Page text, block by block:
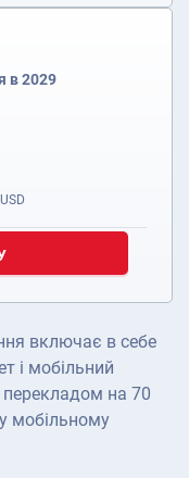
в 2029
USD
включає в себе
і мобільний
перекладом на 70
мобільному